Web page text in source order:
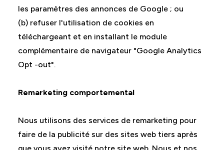
les paramètres des annonces de Google ; ou
(b) refuser l'utilisation de cookies en
téléchargeant et en installant le module
complémentaire de navigateur "Google Analytics
Opt -out".
Remarketing comportemental
Nous utilisons des services de remarketing pour
faire de la publicité sur des sites web tiers après
que vous ayez visité notre site web. Nous et nos